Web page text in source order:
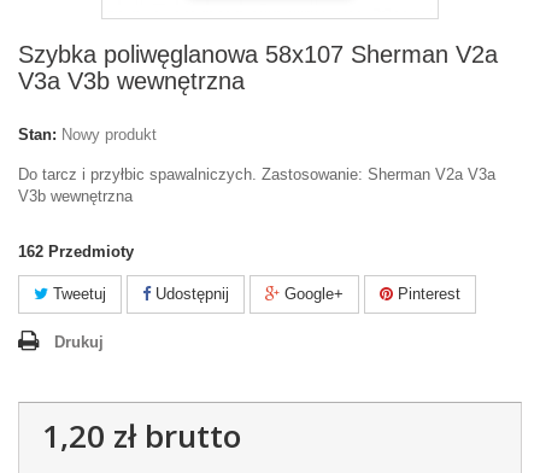
Szybka poliwęglanowa 58x107 Sherman V2a
V3a V3b wewnętrzna
Stan: Nowy produkt
Do tarcz i przyłbic spawalniczych. Zastosowanie: Sherman V2a V3a
V3b wewnętrzna
162 Przedmioty
Tweetuj Udostępnij Google+ Pinterest
Drukuj
1,20 złbrutto